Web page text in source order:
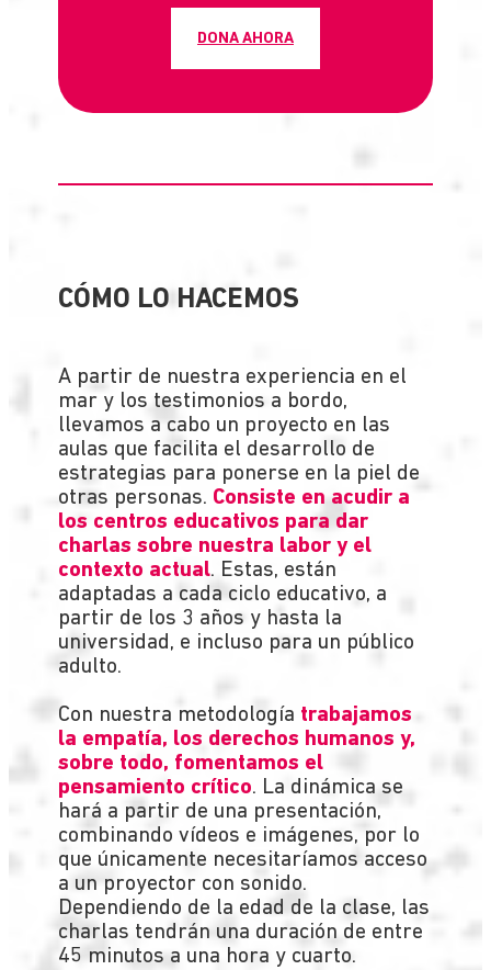
DONA AHORA
CÓMO LO HACEMOS
A partir de nuestra experiencia en el
mar y los testimonios a bordo,
llevamos a cabo un proyecto en las
aulas que facilita el desarrollo de
estrategias para ponerse en la piel de
otras personas. Consiste en acudir a
los centros educativos para dar
charlas sobre nuestra labor y el
contexto actual. Estas, están
adaptadas a cada ciclo educativo, a
partir de los 3 años y hasta la
universidad, e incluso para un público
adulto.
Con nuestra metodología trabajamos
la empatía, los derechos humanos y,
sobre todo, fomentamos el
pensamiento crítico. La dinámica se
hará a partir de una presentación,
combinando vídeos e imágenes, por lo
que únicamente necesitaríamos acceso
a un proyector con sonido.
Dependiendo de la edad de la clase, las
charlas tendrán una duración de entre
45 minutos a una hora y cuarto.